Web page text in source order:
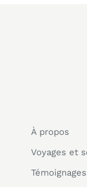
À propos
Voyages et
Témoignages